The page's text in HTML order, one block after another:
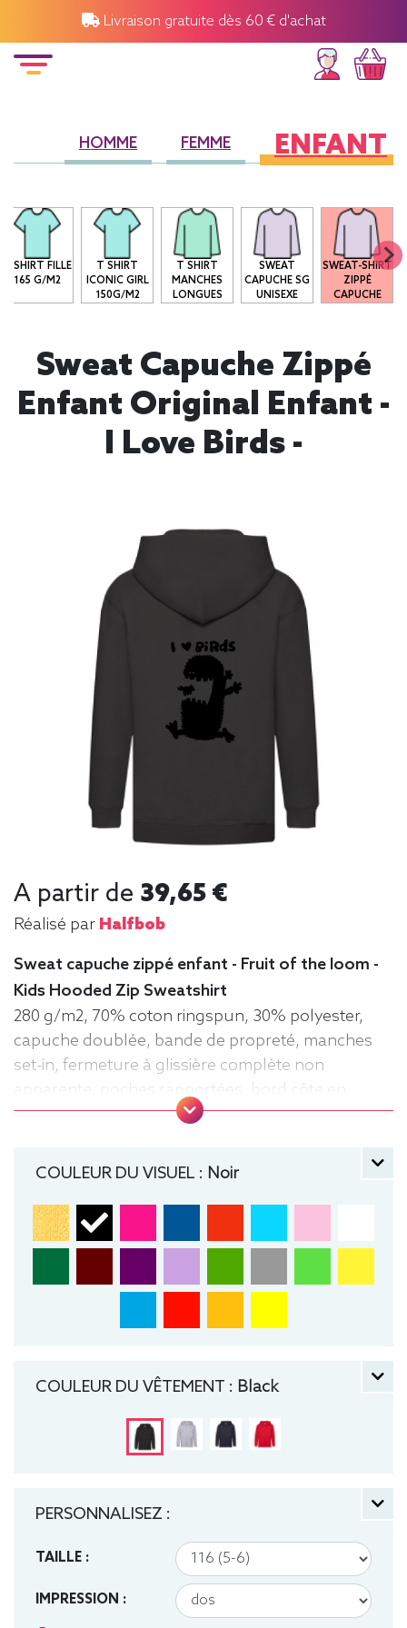
Livraison gratuite dès 60 € d'achat
HOMME FEMME ENFANT
T-SHIRT FILLE
165 G/M2
T SHIRT
ICONIC GIRL
150G/M2
T SHIRT
MANCHES
LONGUES
SWEAT
CAPUCHE SG
UNISEXE
SWEAT-SHIRT
ZIPPÉ
CAPUCHE
Sweat Capuche Zippé
Enfant Original Enfant -
I Love Birds -
A partir de 39,65 €
Réalisé par Halfbob
Sweat capuche zippé enfant - Fruit of the loom -
Kids Hooded Zip Sweatshirt
280 g/m2, 70% coton ringspun, 30% polyester,
capuche doublée, bande de propreté, manches
set-in, fermeture à glissière complète non
apparente, poches rapportées, bord côte en
coton/élasthanne à la taille et aux poignets pour
manche longue, Hiver, Fruit of the loom, Enfant,
COULEUR DU VISUEL : Noir
COULEUR DU VÊTEMENT : Black
PERSONNALISEZ :
TAILLE :
IMPRESSION :